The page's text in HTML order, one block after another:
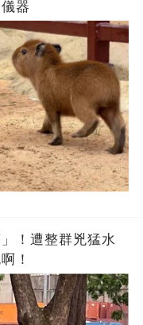
器
！遭整群兇猛水
！